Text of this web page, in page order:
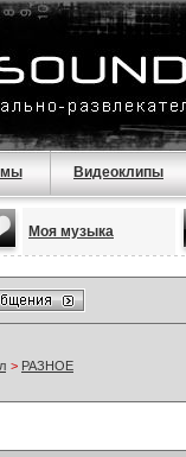
Видеоклипы
Моя музыка
> РАЗНОЕ